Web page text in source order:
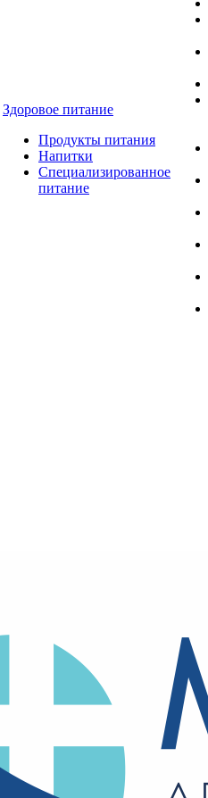
Здоровое питание
Продукты питания
Напитки
Специализированное
питание